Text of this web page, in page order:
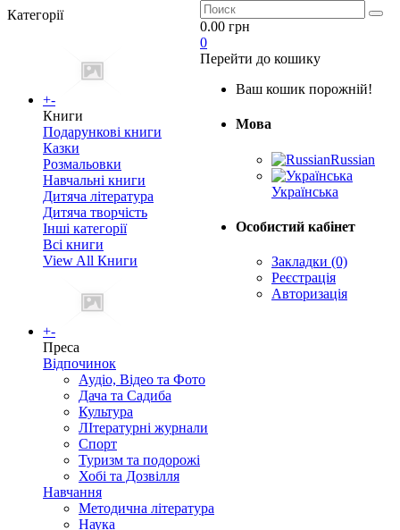
Категорії
+-
Книги
Подарункові книги
Казки
Розмальовки
Навчальні книги
Дитяча література
Дитяча творчість
Інші категорії
Всі книги
View All Книги
+-
Преса
Відпочинок
Аудіо, Відео та Фото
Дача та Садиба
Культура
ЛІтературні журнали
Спорт
Туризм та подорожі
Хобі та Дозвілля
Навчання
Методична література
Наука
0.00 грн
0
Перейти до кошику
Ваш кошик порожній!
Мова
Russian
Українська
Особистий кабінет
Закладки (0)
Реєстрація
Авторизація